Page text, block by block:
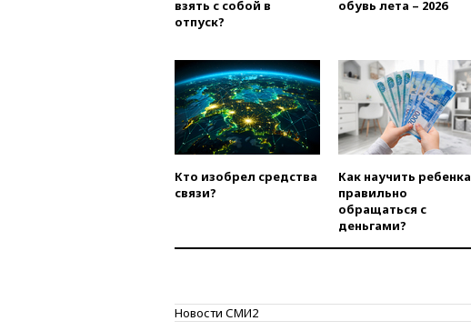
взять с собой в
отпуск?
обувь лета – 2026
Кто изобрел средства
связи?
Как научить ребенка
правильно
обращаться с
деньгами?
Новости СМИ2